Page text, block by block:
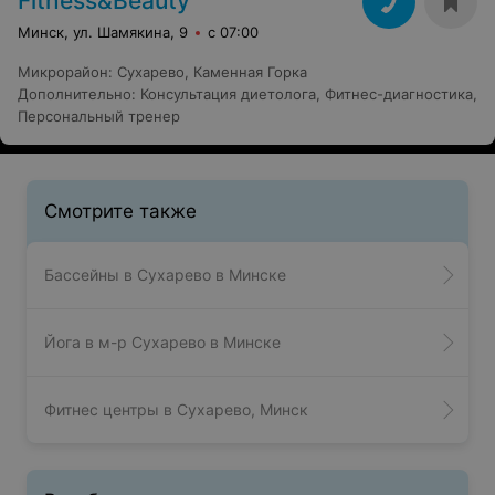
Минск, ул. Шамякина, 9 с 07:00
Микрорайон: Сухарево, Каменная Горка
Дополнительно: Консультация диетолога, Фитнес-диагностика,
Персональный тренер
Смотрите также
Бассейны в Сухарево в Минске
Йога в м-р Сухарево в Минске
Фитнес центры в Сухарево, Минск